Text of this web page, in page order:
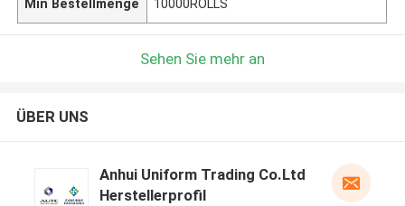
Min Bestellmenge 10000ROLLS
Sehen Sie mehr an
ÜBER UNS
Anhui Uniform Trading Co.Ltd
Herstellerprofil